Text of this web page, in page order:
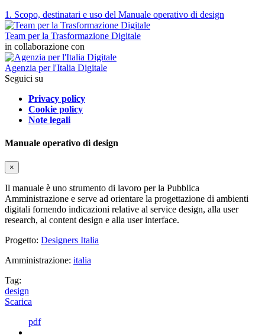
1. Scopo, destinatari e uso del Manuale operativo di design
Team per la Trasformazione Digitale
in collaborazione con
Agenzia per l'Italia Digitale
Seguici su
Privacy policy
Cookie policy
Note legali
Manuale operativo di design
×
Il manuale è uno strumento di lavoro per la Pubblica
Amministrazione e serve ad orientare la progettazione di ambienti
digitali fornendo indicazioni relative al service design, alla user
research, al content design e alla user interface.
Progetto: Designers Italia
Amministrazione: italia
Tag:
design
Scarica
pdf